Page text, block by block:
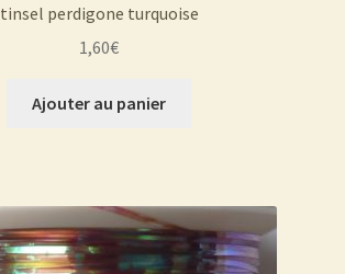
tinsel perdigone turquoise
1,60€
Ajouter au panier